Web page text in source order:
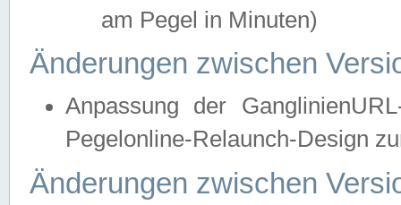
am Pegel in Minuten)
Änderungen zwischen
Anpassung der
Pegelonline-Relaunch-Design
Änderungen zwischen